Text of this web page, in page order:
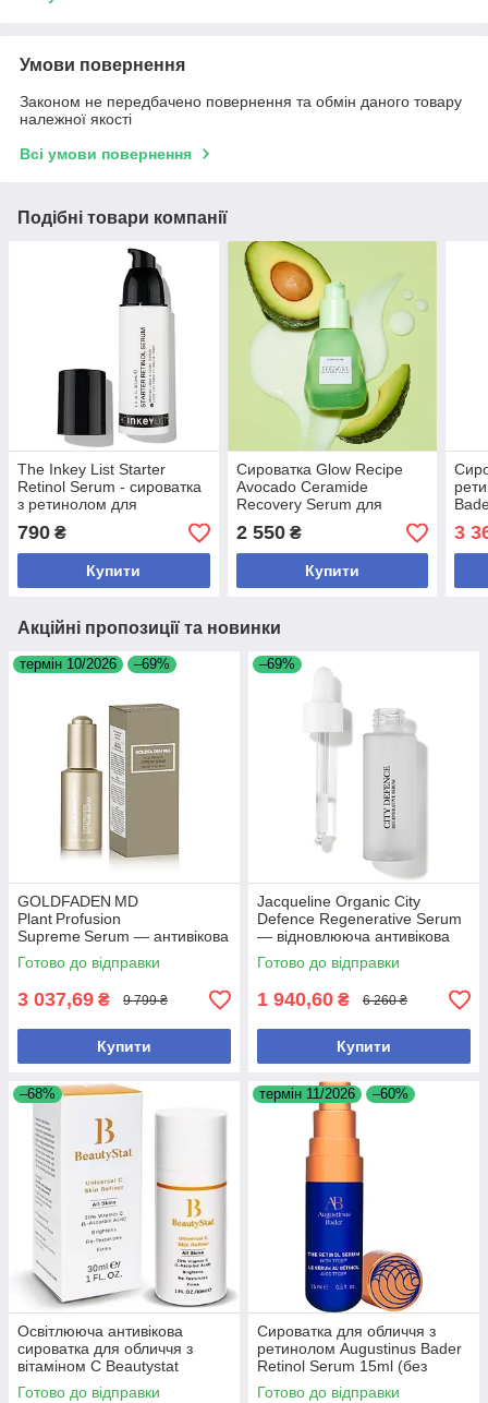
Умови повернення
Законом не передбачено повернення та обмін даного товару
належної якості
Всі умови повернення
Подібні товари компанії
The Inkey List Starter
Retinol Serum - сироватка
з ретинолом для
початківців від зморшок і
текстури шкіри
790 ₴
Купити
Сироватка Glow Recipe
Avocado Ceramide
Recovery Serum для
відновлення, зволоження
та зменшення
почервоніння
2 550₴
Купити
3
Акційні пропозиції та новинки
термін 10/2026 –69%
GOLDFADEN MD
Plant Profusion
Supreme Serum — антивікова
сироватка зі стовбуровими
клітинами рослин, 30 мл
Готово до відправки
3 037,69 ₴ 9 799 ₴
Купити
–69%
Jacqueline Organic City
Defence Regenerative Serum
— відновлююча антивікова
сироватка, 30 мл
Готово до відправки
1 940,60 ₴ 6 260 ₴
Купити
–68%
Освітлююча антивікова
сироватка для обличчя з
вітаміном С Beautystat
Universal C Skin Refiner 30 мл
Готово до відправки
термін 11/2026 –60%
Сироватка для обличчя з
ретинолом Augustinus Bader
Retinol Serum 15ml (без
коробки)
Готово до відправки